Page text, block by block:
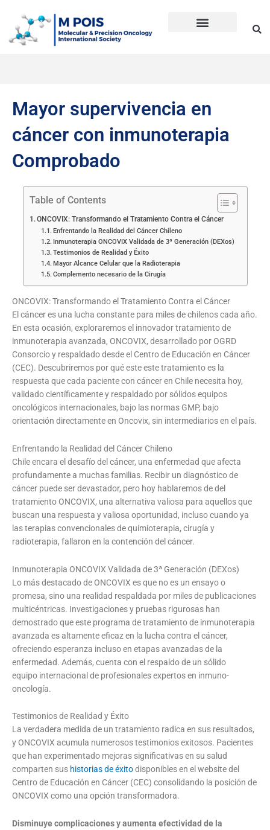
contenido
Mayor supervivencia en
cáncer con inmunoterapia
Comprobado
Table of Contents
ONCOVIX: Transformando el Tratamiento Contra el Cáncer
Enfrentando la Realidad del Cáncer Chileno
Inmunoterapia ONCOVIX Validada de 3ª Generación (DEXos)
Testimonios de Realidad y Éxito
Mayor Alcance Celular que la Radioterapia
Complemento necesario de la Cirugía
ONCOVIX: Transformando el Tratamiento Contra el Cáncer
El cáncer es una lucha constante para miles de chilenos cada año.
En esta ocasión, exploraremos el innovador tratamiento de
inmunoterapia avanzada, ONCOVIX, desarrollado por OGRD
Consorcio y respaldado desde el Centro de Educación en Cáncer
(CEC). Descubriremos por qué este este tratamiento es la
respuesta que cada paciente con cáncer en Chile necesita hoy,
validado científicamente y respaldado por sólidos equipos
oncológicos internacionales, bajo las normas GMP, bajo
orientación directamente en Oncovix, sin intermediarios en el país.
Enfrentando la Realidad del Cáncer Chileno
Chile encara el desafío del cáncer, una enfermedad que afecta
profundamente a muchas familias. Recibir un diagnóstico de
cáncer puede ser devastador, pero hoy hablaremos de del
tratamiento ONCOVIX, una alternativa valiosa para aquellos que
buscan una respuesta y valiosa oportunidad, incluso cuando ya
las terapias convencionales de quimioterapia, cirugía y
radioterapia, fallaron en la contención del cáncer.
Inmunoterapia ONCOVIX Validada de 3ª Generación (DEXos)
Lo más destacado de ONCOVIX es que no es un ensayo o
promesa, sino una realidad respaldada por miles de publicaciones
multicéntricas. Investigaciones y pruebas rigurosas han
demostrado que este programa de tratamiento de inmunoterapia
avanzada es altamente eficaz en la lucha contra el cáncer,
ofreciendo esperanza incluso en etapas avanzadas de la
enfermedad. Además, cuenta con el respaldo de un sólido
equipo internacional de profesionales expertos en inmuno-
oncología.
Testimonios de Realidad y Éxito
La verdadera medida de un tratamiento radica en sus resultados,
y ONCOVIX acumula numerosos testimonios exitosos. Pacientes
que han experimentado mejoras significativas en su salud
comparten sus historias de éxitodisponibles en el website del
Centro de Educación en Cáncer (CEC) consolidando la posición de
ONCOVIX como una opción transformadora.
Disminuye complicaciones y aumenta efectividad de la